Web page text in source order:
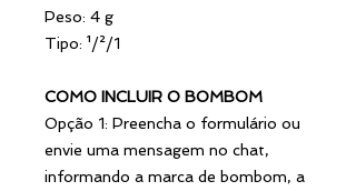
Peso: 4 g
Tipo: ¹/²/1
COMO INCLUIR O BOMBOM
Opção 1: Preencha o formulário ou
envie uma mensagem no chat,
informando a marca de bombom, a